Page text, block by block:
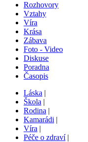
Rozhovory
Vztahy
Víra
Krása
Zábava
Foto - Video
Diskuse
Poradna
Časopis
Láska |
Škola |
Rodina |
Kamarádi |
Víra |
Péče o zdraví|